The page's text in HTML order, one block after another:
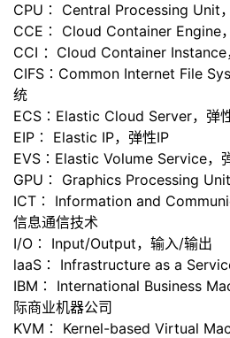
人
主
页
我
的
开
发
者
我
的
博
我
的
我
我
的
开
发
者
学
堂
我
的
Programs
我
的
支
持
我
CPU∶ Central Processing Unit
CCE∶ Cloud Container Engine
CCI ：Cloud Container Instance
CIFS∶Common Internet File
统
ECS∶Elastic Cloud Server，弹
EIP∶ Elastic IP，弹性IP
EVS∶Elastic Volume Service，
GPU∶ Graphics Processing
ICT∶ Information and
信息通信技术
I/O∶ Input/Output，输入/输出
laaS∶ Infrastructure as a
IBM∶ International Business
际商业机器公司
KVM∶ Kernel-based Virtual